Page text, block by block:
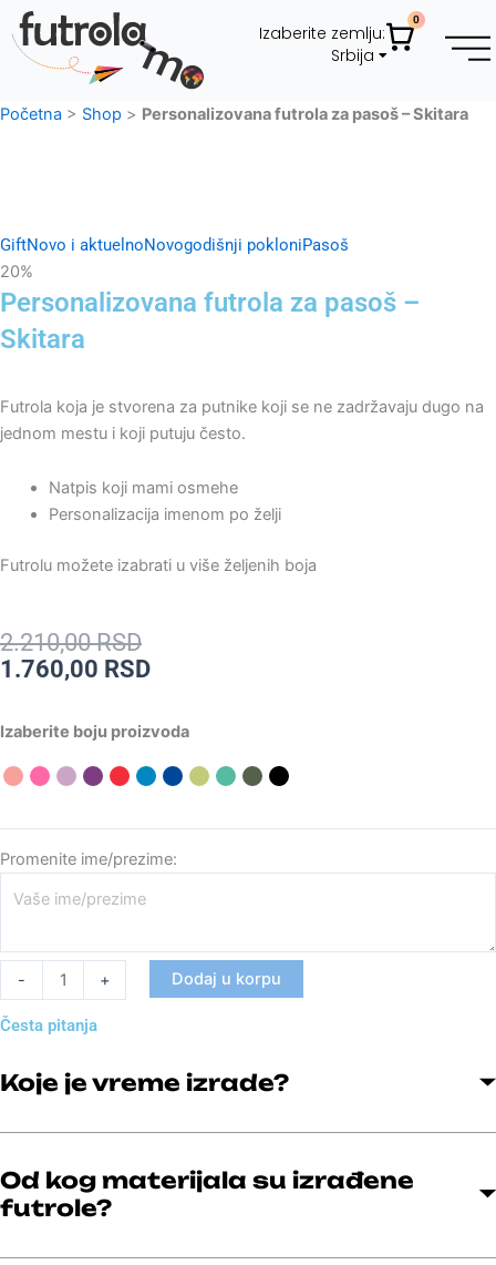
Pređi
na
sadržaj
Izaberite zemlju:
Srbija
0
Cart
Početna > Shop > Personalizovana futrola za pasoš – Skitara
GiftNovo i aktuelnoNovogodišnji pokloniPasoš
20%
Personalizovana futrola za pasoš –
Skitara
Futrola koja je stvorena za putnike koji se ne zadržavaju dugo na
jednom mestu i koji putuju često.
Natpis koji mami osmehe
Personalizacija imenom po želji
Futrolu možete izabrati u više željenih boja
2.210,00RSD
Originalna
cena
bila:
2.210,00 RSD.
1.760,00 RSD
Trenutna
cena
1.760,00 RSD.
Izaberite boju proizvoda
Promenite ime/prezime:
-
Personalizovana
za
-
Skitara
+ Dodaj u korpu
Česta pitanja
Koje je vreme izrade?
Od kog materijala su izrađene
futrole?